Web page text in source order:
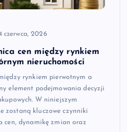
czerwca, 2026
cen między rynkiem
nieruchomości
rynkiem pierwotnym a
element podejmowania decyzji
W niniejszym
zostaną kluczowe czynniki
cen, dynamikę zmian oraz